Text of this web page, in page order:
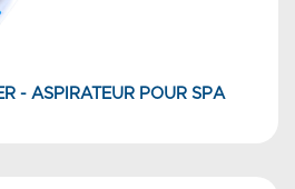
- ASPIRATEUR POUR SPA